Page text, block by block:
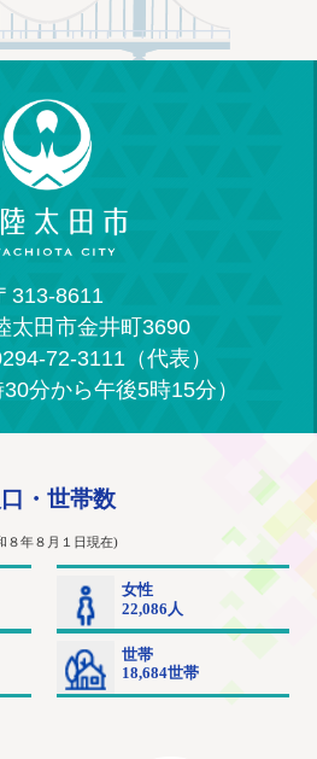
313-8611
太田市金井町3690
72-3111（代表）
分から午後5時15分）